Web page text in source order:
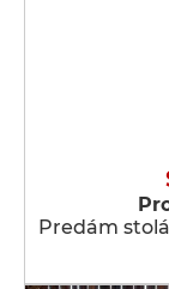
Predám